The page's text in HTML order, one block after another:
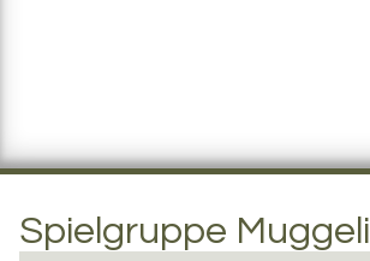
Spielgruppe Muggeli